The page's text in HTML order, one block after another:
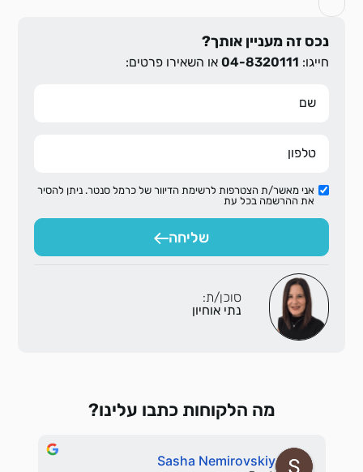
נכס זה מעניין אותך?
חייגו: 04-8320111או השאירו פרטים:
אני מאשר/ת הצטרפות לרשימת הדיוור של כרמל סנטר. ניתן להסיר
את ההרשמה בכל עת
שליחה
סוכן/ת:
נתי אוחיון
מה הלקוחות כתבו עלינו?
Sasha Nemirovskiy